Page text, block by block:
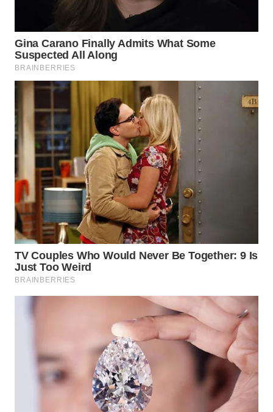
TANGERANG
WN
BINJAI
WN
CIREBON
INDRAMAYU
WN
KUNINGAN
WN
MAJALENGKA
WN
SUKABUMI
WN